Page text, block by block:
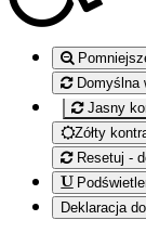
Domyślna
Jasny
Zółty
Resetuj -
Deklaracja